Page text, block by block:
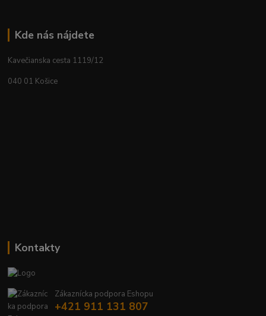
Kde nás nájdete
Kavečianska cesta 1119/12
040 01 Košice
Kontakty
Zákaznícka podpora Eshopu
+421 911 131 807